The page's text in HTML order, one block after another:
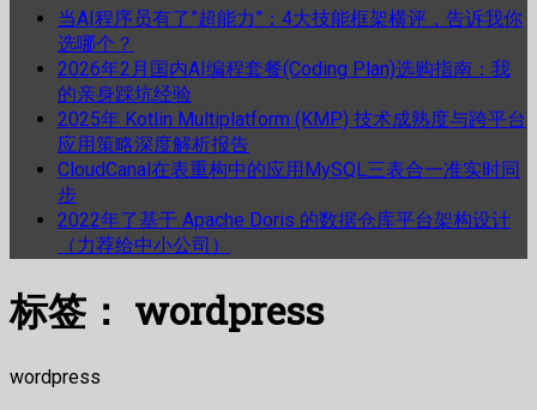
当AI程序员有了”超能力”：4大技能框架横评，告诉我你
选哪个？
2026年2月国内AI编程套餐(Coding Plan)选购指南：我
的亲身踩坑经验
2025年 Kotlin Multiplatform (KMP) 技术成熟度与跨平台
应用策略深度解析报告
CloudCanal在表重构中的应用MySQL三表合一准实时同
步
2022年了基于 Apache Doris 的数据仓库平台架构设计
（力荐给中小公司）
标签： wordpress
wordpress